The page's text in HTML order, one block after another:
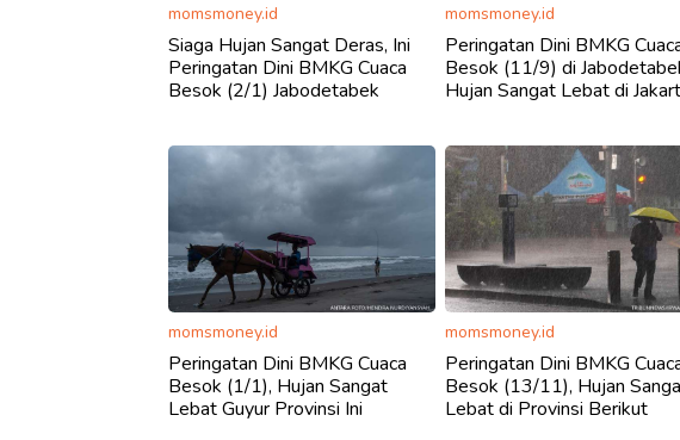
momsmoney.id
Siaga Hujan Sangat Deras, Ini
Peringatan Dini BMKG Cuaca
Besok (2/1) Jabodetabek
momsmoney.id
Peringatan Dini BMKG
Besok (11/9) di
Hujan Sangat Lebat di
momsmoney.id
Peringatan Dini BMKG Cuaca
Besok (1/1), Hujan Sangat
Lebat Guyur Provinsi Ini
momsmoney.id
Peringatan Dini BMKG
Besok (13/11), Hujan
Lebat di Provinsi Berikut